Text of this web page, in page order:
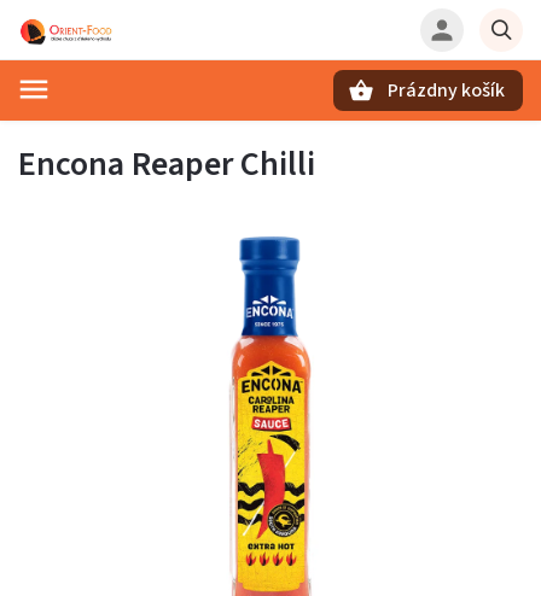
Prázdny košík
Encona Reaper Chilli